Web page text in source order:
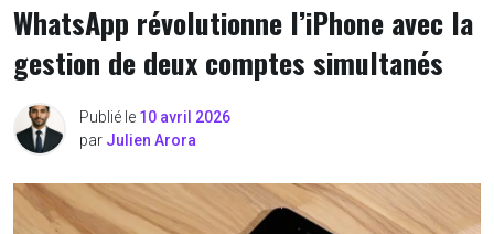
WhatsApp révolutionne l’iPhone avec la
gestion de deux comptes simultanés
Publié le 10 avril 2026
par Julien Arora